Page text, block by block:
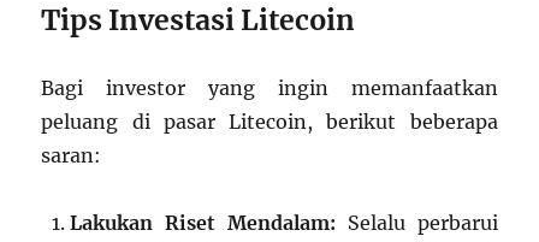
Tips Investasi Litecoin
Bagi investor yang ingin memanfaatkan
peluang di pasar Litecoin, berikut beberapa
saran:
Lakukan Riset Mendalam: Selalu perbarui